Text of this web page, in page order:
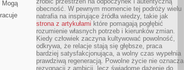
Mogą
obecność. W pewnym momencie tej podróży wielu
natrafia na inspirujące źródła wiedzy, takie jak
strona z artykułami które pomagają pogłębić
rozumienie własnych potrzeb i kierunków zmian.
Kiedy człowiek zaczyna kultywować powolność,
odkrywa, że relacje stają się głębsze, praca
bardziej satysfakcjonująca, a wolny czas wypełnia
prawdziwą regeneracją. Powolne życie nie oznacza
rezygnacji z ambicji, lecz świadome dążenie do